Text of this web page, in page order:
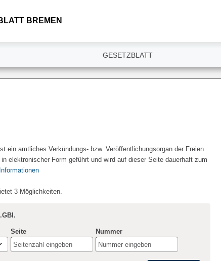
BREMEN
GESETZBLATT
ein amtliches Verkündungs- bzw. Veröffentlichungsorgan der Freien
elektronischer Form geführt und wird auf dieser Seite dauerhaft zum
3 Möglichkeiten.
Seite Nummer